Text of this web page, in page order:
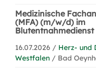
Medizinische
(MFA) (m/w/d) im
Blutentnahmedienst
16.07.2026 / Herz- und
Westfalen / Bad